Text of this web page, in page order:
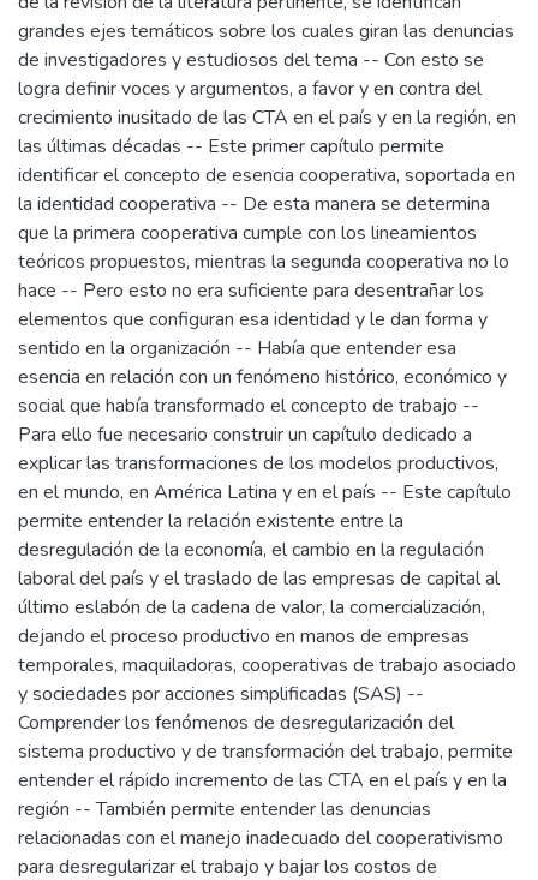
grandes ejes temáticos sobre los cuales giran las denuncias
de investigadores y estudiosos del tema -- Con esto se
logra definir voces y argumentos, a favor y en contra del
crecimiento inusitado de las CTA en el país y en la región, en
las últimas décadas -- Este primer capítulo permite
identificar el concepto de esencia cooperativa, soportada en
la identidad cooperativa -- De esta manera se determina
que la primera cooperativa cumple con los lineamientos
teóricos propuestos, mientras la segunda cooperativa no lo
hace -- Pero esto no era suficiente para desentrañar los
elementos que configuran esa identidad y le dan forma y
sentido en la organización -- Había que entender esa
esencia en relación con un fenómeno histórico, económico y
social que había transformado el concepto de trabajo --
Para ello fue necesario construir un capítulo dedicado a
explicar las transformaciones de los modelos productivos,
en el mundo, en América Latina y en el país -- Este capítulo
permite entender la relación existente entre la
desregulación de la economía, el cambio en la regulación
laboral del país y el traslado de las empresas de capital al
último eslabón de la cadena de valor, la comercialización,
dejando el proceso productivo en manos de empresas
temporales, maquiladoras, cooperativas de trabajo asociado
y sociedades por acciones simplificadas (SAS) --
Comprender los fenómenos de desregularización del
sistema productivo y de transformación del trabajo, permite
entender el rápido incremento de las CTA en el país y en la
región -- También permite entender las denuncias
relacionadas con el manejo inadecuado del cooperativismo
para desregularizar el trabajo y bajar los costos de